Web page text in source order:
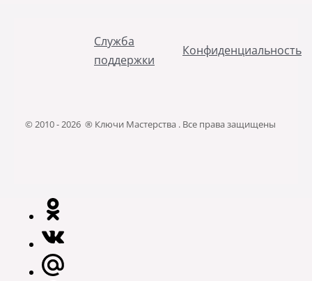
Служба
поддержки
Конфиденциальность
© 2010 - 2026 ® Ключи Мастерства . Все права защищены